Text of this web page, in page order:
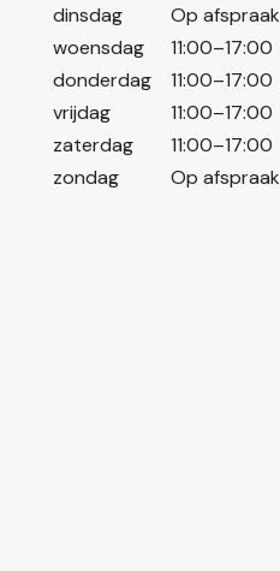
dinsdag
Op afspraak
woensdag
11:00–17:00
donderdag
11:00–17:00
vrijdag
11:00–17:00
zaterdag
11:00–17:00
zondag
Op afspraak